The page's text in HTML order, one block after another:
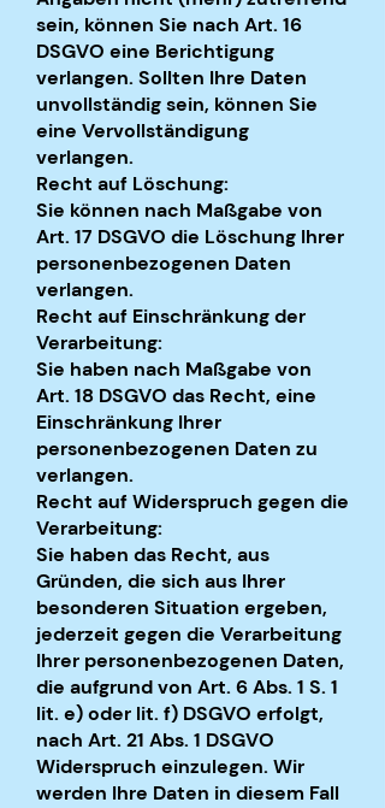
sein, können Sie nach Art. 16
DSGVO eine Berichtigung
verlangen. Sollten Ihre Daten
unvollständig sein, können Sie
eine Vervollständigung
verlangen.
Recht auf Löschung:
Sie können nach Maßgabe von
Art. 17 DSGVO die Löschung Ihrer
personenbezogenen Daten
verlangen.
Recht auf Einschränkung der
Verarbeitung:
Sie haben nach Maßgabe von
Art. 18 DSGVO das Recht, eine
Einschränkung Ihrer
personenbezogenen Daten zu
verlangen.
Recht auf Widerspruch gegen die
Verarbeitung:
Sie haben das Recht, aus
Gründen, die sich aus Ihrer
besonderen Situation ergeben,
jederzeit gegen die Verarbeitung
Ihrer personenbezogenen Daten,
die aufgrund von Art. 6 Abs. 1 S. 1
lit. e) oder lit. f) DSGVO erfolgt,
nach Art. 21 Abs. 1 DSGVO
Widerspruch einzulegen. Wir
werden Ihre Daten in diesem Fall